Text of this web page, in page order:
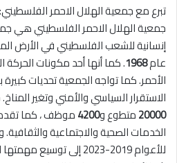
تبرع مع جمعية الهلال الاحمر الفلسطيني:
جمعية الهلال الاحمر الفلسطيني هي
إنسانية للشعب الفلسطيني في الأرض
عام1968
. كما أنها أحد مكونات الحركة
الأحمر. كما تواجه الجمعية تحديات
الاستقرار السياسي والأمني وتغير
20000متطوع و4200موظف ، كما
الخدمات الصحية والاجتماعية
للأعوام 2019-2023 إلى